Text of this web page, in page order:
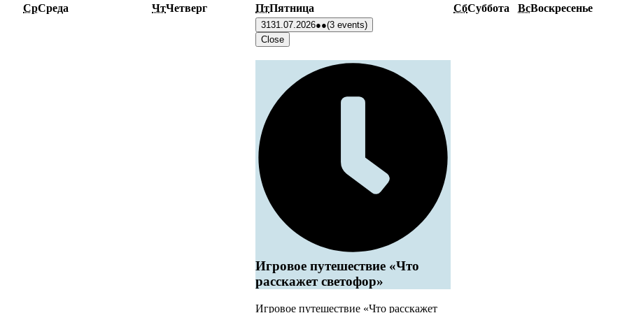
СрСреда ЧтЧетверг ПтПятница СбСуббота ВсВоскресенье
3131.07.2026●●(3 events)
Close
Игровое путешествие «Что
расскажет светофор»
Игровое путешествие «Что расскажет